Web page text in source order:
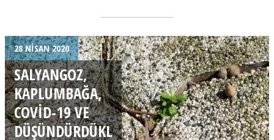
28 NISAN 2020
SALYANGOZ,
KAPLUMBAĞA,
COVID-19 VE
DÜŞÜNDÜRDÜKL